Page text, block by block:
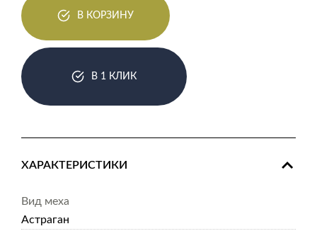
В КОРЗИНУ
В 1 КЛИК
ХАРАКТЕРИСТИКИ
Вид меха
Астраган